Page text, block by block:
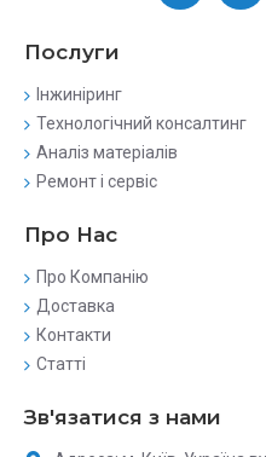
Послуги
Інжиніринг
Технологічний консалтинг
Аналіз матеріалів
Ремонт і сервіс
Про Нас
Про Компанію
Доставка
Контакти
Статті
Зв'язатися з нами